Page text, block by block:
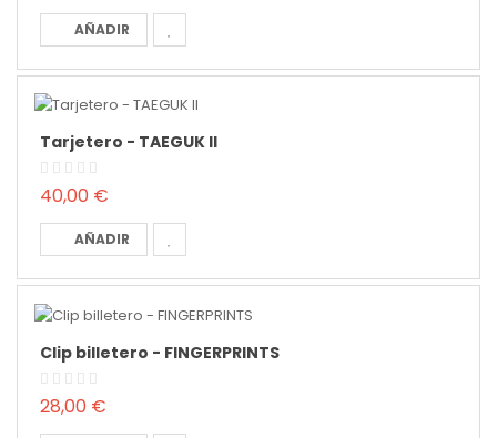
AÑADIR
Tarjetero - TAEGUK II
40,00 €
AÑADIR
Clip billetero - FINGERPRINTS
28,00 €